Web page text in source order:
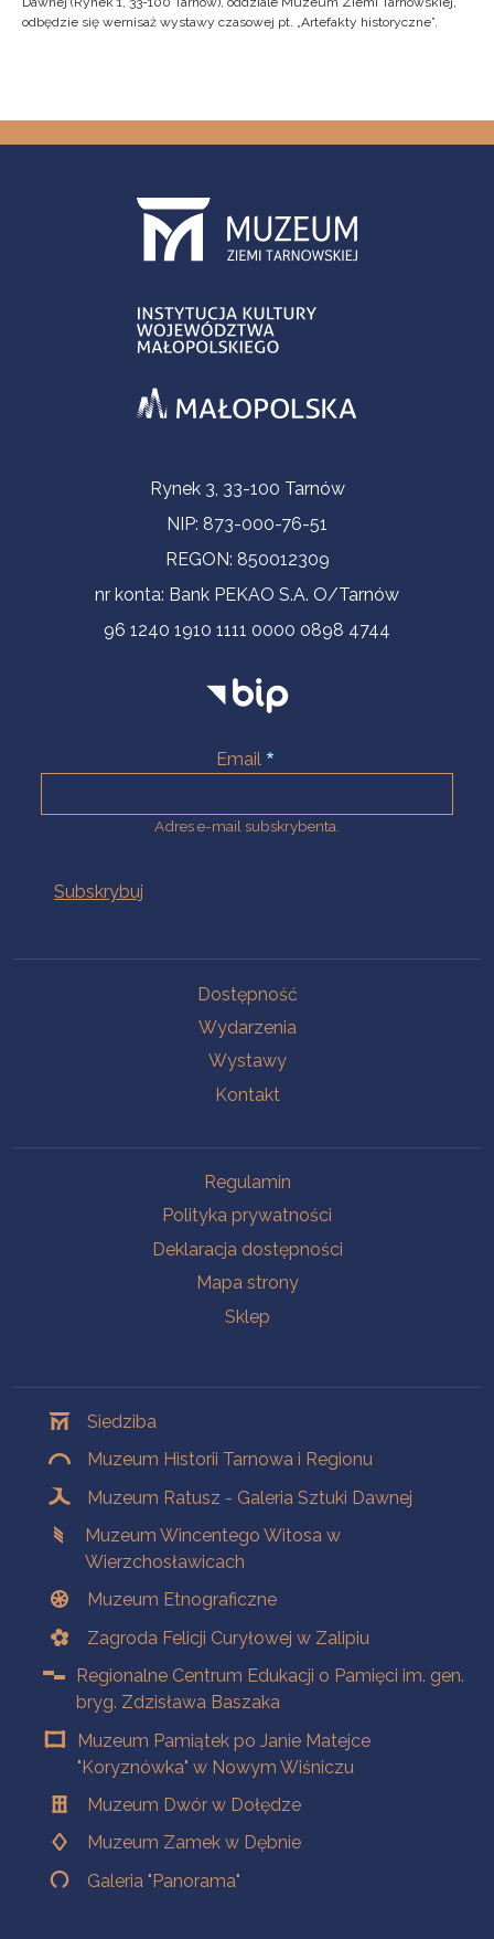
odbędzie się wernisaż wystawy czasowej pt. „Artefakty historyczne”.
Informacje kontaktoweRynek 3, 33-100 Tarnów
NIP: 873-000-76-51
REGON: 850012309
nr konta: Bank PEKAO S.A. O/Tarnów
96 1240 1910 1111 0000 0898 4744
Email
Adres e-mail subskrybenta.
Dostępność
Wydarzenia
Wystawy
Kontakt
Regulamin
Polityka prywatności
Deklaracja dostępności
Mapa strony
Sklep
Siedziba
Muzeum Historii Tarnowa i Regionu
Muzeum Ratusz - Galeria Sztuki Dawnej
Muzeum Wincentego Witosa w
Wierzchosławicach
Muzeum Etnograficzne
Zagroda Felicji Curyłowej w Zalipiu
Regionalne Centrum Edukacji o Pamięci im. gen.
bryg. Zdzisława Baszaka
Muzeum Pamiątek po Janie Matejce
"Koryznówka" w Nowym Wiśniczu
Muzeum Dwór w Dołędze
Muzeum Zamek w Dębnie
Galeria "Panorama"